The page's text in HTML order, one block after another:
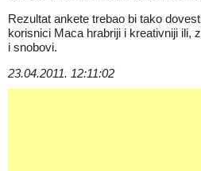
Rezultat ankete trebao bi tako
korisnici Maca hrabriji i kreativniji ili,
i snobovi.
23.04.2011. 12:11:02